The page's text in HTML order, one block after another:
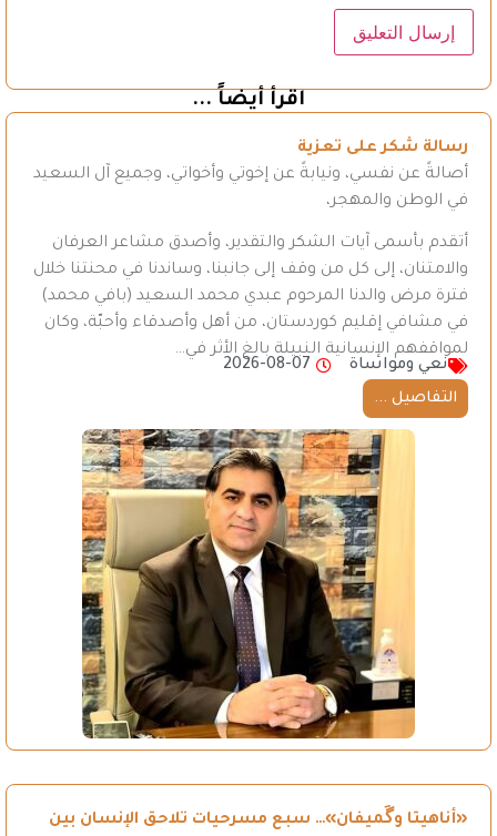
اقرأ أيضاً ...
رسالة شكر على تعزية
أصالةً عن نفسي، ونيابةً عن إخوتي وأخواتي، وجميع آل السعيد
في الوطن والمهجر،
أتقدم بأسمى آيات الشكر والتقدير، وأصدق مشاعر العرفان
والامتنان، إلى كل من وقف إلى جانبنا، وساندنا في محنتنا خلال
فترة مرض والدنا المرحوم عبدي محمد السعيد (بافي محمد)
في مشافي إقليم كوردستان، من أهل وأصدقاء وأحبّة، وكان
لمواقفهم الإنسانية النبيلة بالغ الأثر في…
نعي ومواساة
2026-08-07
التفاصيل ...
«أناهيتا وگَميفان»… سبع مسرحيات تلاحق الإنسان بين